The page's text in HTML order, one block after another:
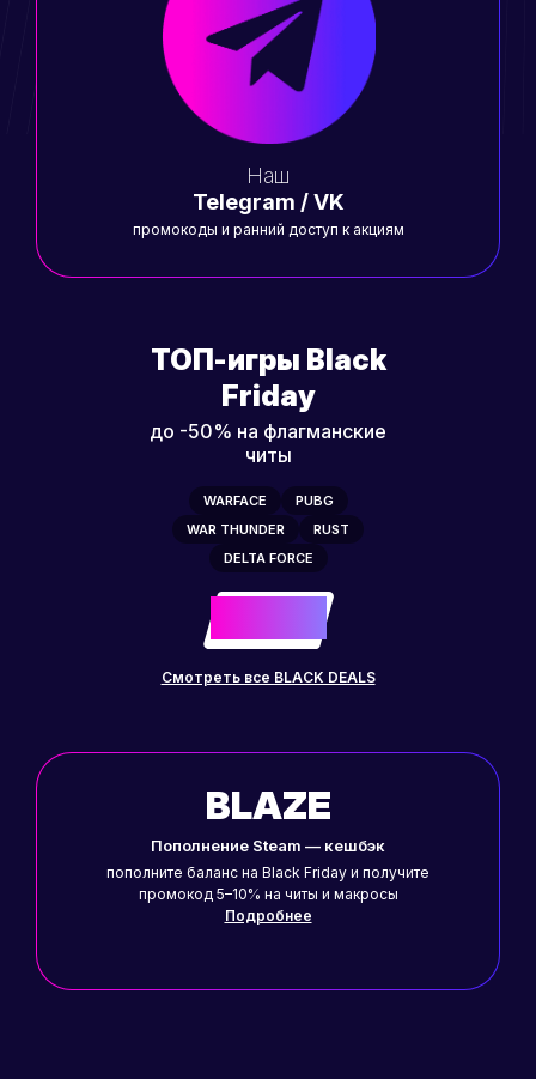
Наш
Telegram / VK
промокоды и ранний доступ к акциям
ТОП-игры Black
Friday
до -50% на флагманские
читы
WARFACE
PUBG
WAR THUNDER
RUST
DELTA FORCE
до
Смотреть все BLACK DEALS
BLAZE
Пополнение Steam — кешбэк
пополните баланс на Black Friday и получите
промокод 5–10% на читы и макросы
Подробнее